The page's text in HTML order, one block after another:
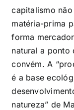
capitalismo
matéria-prima
forma
natural a ponto
convém. A
é a base
natureza” de